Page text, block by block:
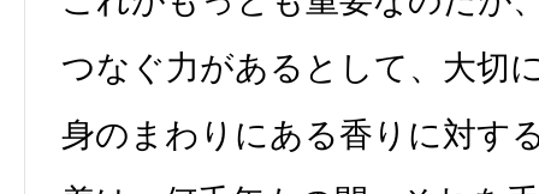
つなぐ力があるとして、大切
身のまわりにある香りに対す